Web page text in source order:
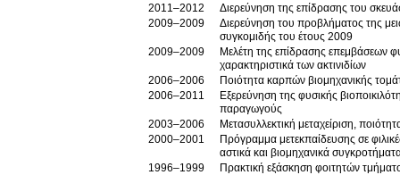
2011–2012
Διερεύνηση της επίδρασης του
2009–2009
Διερεύνηση του προβλήματος της
συγκομιδής του έτους 2009
2009–2009
Μελέτη της επίδρασης επεμβάσεων
χαρακτηριστικά των ακτινιδίων
2006–2006
Ποιότητα καρπών βιομηχανικής
2006–2011
Εξερεύνηση της φυσικής
παραγωγούς
2003–2006
Μετασυλλεκτική μεταχείριση,
2000–2001
Πρόγραμμα μετεκπαίδευσης σε
αστικά και βιομηχανικά
1996–1999
Πρακτική εξάσκηση φοιτητών